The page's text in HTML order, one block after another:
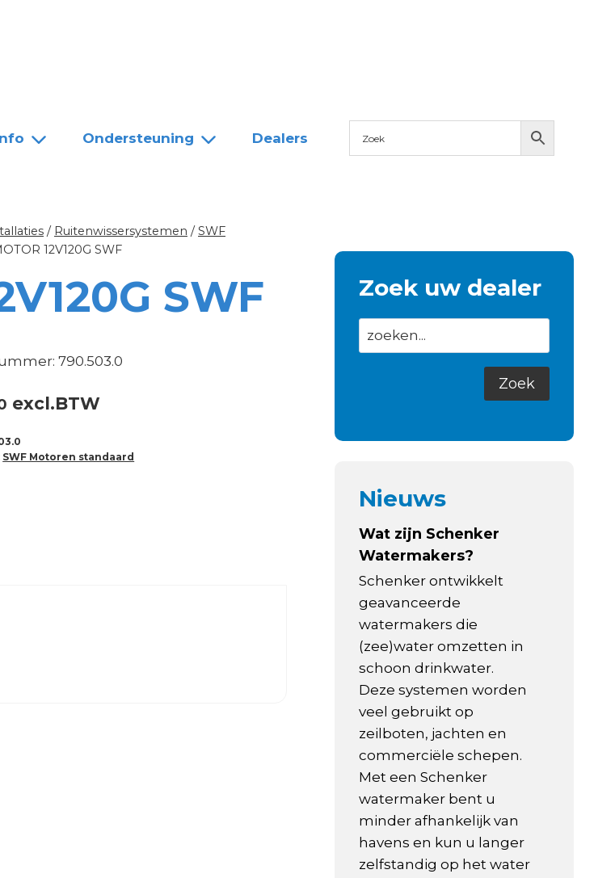
Ondersteuning Dealers
/ Ruitenwissersystemen / SWF
12V120G SWF
SWF
790.503.0
excl.BTW
SWF Motoren standaard
Zoek uw dealer
Nieuws
Wat zijn Schenker
Watermakers?
Schenker ontwikkelt
geavanceerde
watermakers die
(zee)water omzetten in
schoon drinkwater.
Deze systemen worden
veel gebruikt op
zeilboten, jachten en
commerciële schepen.
Met een Schenker
watermaker bent u
minder afhankelijk van
havens en kun u langer
zelfstandig op het water